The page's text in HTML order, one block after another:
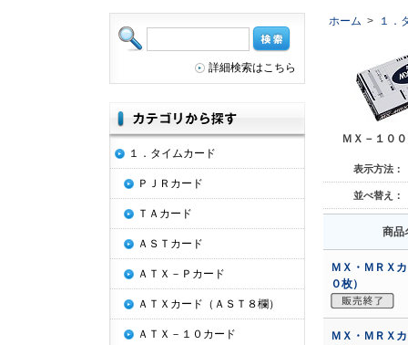
ホーム > １．
ＭＸ－１０
表示方法：
並べ替え：
商品
ＭＸ・ＭＲＸ
０枚）
ＭＸ・ＭＲＸ
詳細検索はこちら
１．タイムカード
ＰＪＲカード
ＴＡカード
ＡＳＴカード
ＡＴＸ－Ｐカード
ＡＴＸカード（ＡＳＴ８欄）
ＡＴＸ－１０カード